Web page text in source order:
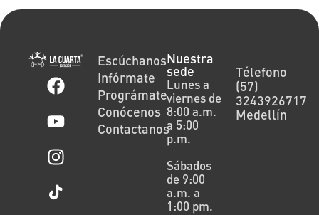
Escúchanos
Infórmate
Prográmate
Conócenos
Contactanos
Nuestra
sede
Lunes a
viernes de
8:00 a.m.
a 5:00
p.m.
Sábados
de 9:00
a.m. a
1:00 pm.
Télefono
(57)
3243926717
Medellín